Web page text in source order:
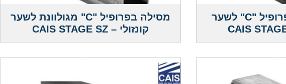
קורה קונזולית בפרופיל "C" לשער
מסילה בפרופיל "C" מגולוונת לשער
קונזולי – CAIS STAGE SZ